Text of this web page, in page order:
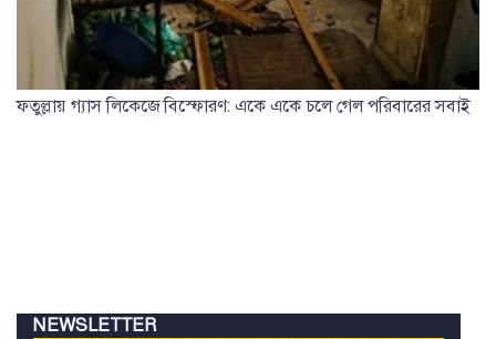
ফতুল্লায় গ্যাস লিকেজে বিস্ফোরণ: একে একে চলে গেল পরিবারের সবাই
NEWSLETTER